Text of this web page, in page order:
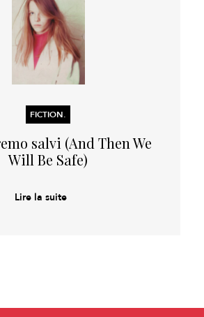
FICTION.
salvi (And Then We
Will Be Safe)
Lire la suite